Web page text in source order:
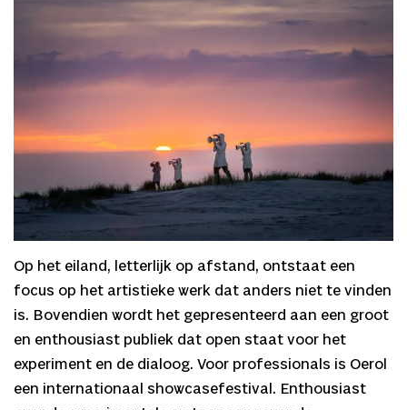
Op het eiland, letterlijk op afstand, ontstaat een
focus op het artistieke werk dat anders niet te vinden
is. Bovendien wordt het gepresenteerd aan een groot
en enthousiast publiek dat open staat voor het
experiment en de dialoog. Voor professionals is Oerol
een internationaal showcasefestival. Enthousiast